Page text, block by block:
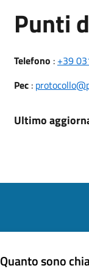
Punti
Telefono : +39
Pec:
Ultimo
Quanto sono